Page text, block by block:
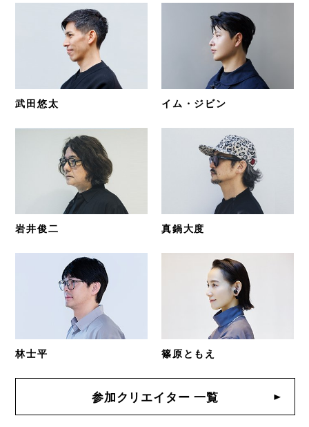
武田悠太 イム・ジビン
岩井俊二 真鍋大度
林士平 篠原ともえ
参加クリエイター 一覧